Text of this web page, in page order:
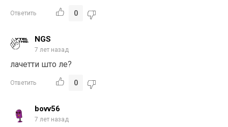
Ответить 0
NGS
7 лет назад
лачетти што ле?
Ответить 0
bovv56
7 лет назад